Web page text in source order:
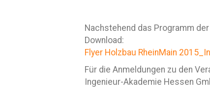
Nachstehend das Programm
Download:
Flyer Holzbau RheinMain
Für die Anmeldungen zu den
Ingenieur-Akademie Hessen